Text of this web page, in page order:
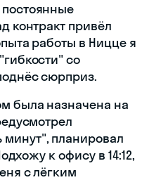
контракт привёл
работы в Ницце я
со
сюрприз.
была назначена на
минут", планировал
к офису в 14:12,
с лёгким